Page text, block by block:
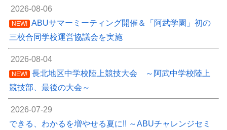
2026-08-06
NEW! ABUサマーミーティング開催＆「阿武学園」初の
三校合同学校運営協議会を実施
2026-08-04
NEW!
長北地区中学校陸上競技大会 ～阿武中学校陸上
競技部、最後の大会～
2026-07-29
できる、わかるを増やせる夏に!! ～ABUチャレンジセミ